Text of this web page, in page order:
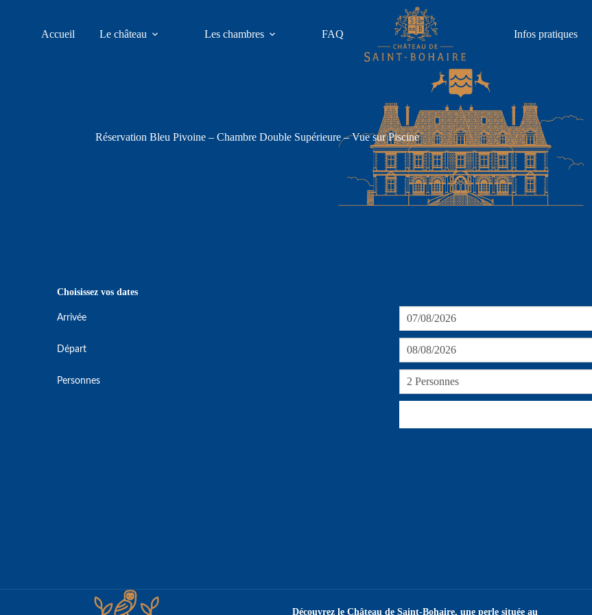
Accueil Le château Les chambres FAQ Infos pratiques
Réservation Bleu Pivoine – Chambre Double Supérieure – Vue sur Piscine
Choisissez vos dates
Arrivée
Départ
Personnes
Découvrez le Château de Saint-Bohaire, une perle située au